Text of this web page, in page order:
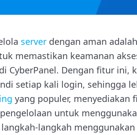
server dengan aman
memastikan keamanan
CyberPanel. Dengan fitur ini,
setiap kali login, sehingga
yang populer, menyediakan
untuk
langkah menggunakan